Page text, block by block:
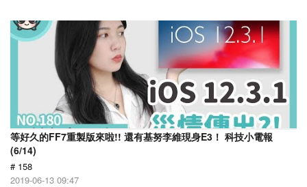
等好久的FF7重製版來啦!! 還有基努李維現身E3！ 科技小電報
(6/14)
# 158
2019-06-13 09:47